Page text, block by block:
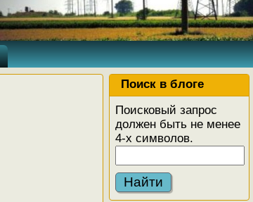
Поиск в блоге
Поисковый запрос
должен быть не менее
4-х символов.